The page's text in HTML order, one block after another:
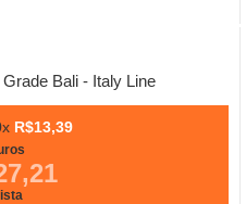
Bali - Italy Line
R$13,39